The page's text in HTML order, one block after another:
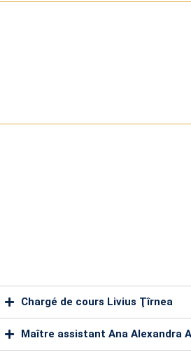
Chargé de cours Livius Ţîrnea
Maître assistant Ana Alexandra